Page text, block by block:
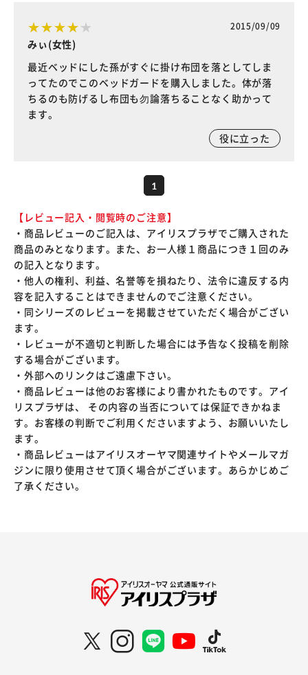
2015/09/09
みぃ(女性)
最近ベッドにした孫がすぐに掛け布団を落としてしま
ってたのでこのベッドガードを購入しました。体が落
ちるのも防げるし布団も勿論落ちることなく助かって
ます。
役に立った
1
【レビュー記入・閲覧時のご注意】
・商品レビューのご記入は、アイリスプラザでご購入された
商品のみとなります。また、お一人様１商品につき１回のみ
の記入となります。
・他人の権利、利益、名誉等を損ねたり、法令に違反する内
容を記入することはできませんのでご注意ください。
・同シリーズのレビューを掲載させていただく場合がござい
ます。
・レビューが不適切と判断した場合には予告なく投稿を削除
する場合がございます。
・外部へのリンクはご遠慮下さい。
・商品レビューは他のお客様により書かれたものです。アイ
リスプラザは、 その内容の当否については保証できかねま
す。お客様の判断でご利用くださいますよう、お願いいたし
ます。
・商品レビューはアイリスオーヤマ関連サイトやメールマガ
ジンに限り使用させて頂く場合がございます。あらかじめご
了承ください。